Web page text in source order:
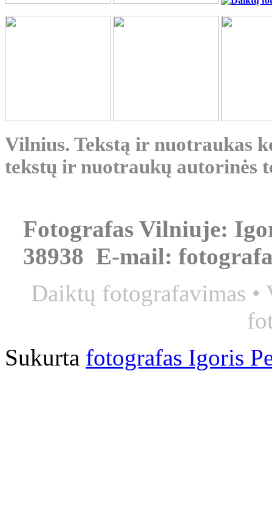
Vilnius. Tekstą ir nuotraukas
tekstų ir nuotraukų autorinės
Fotografas Vilniuje:
38938 E-mail:
Daiktų fotografavimas •
Sukurta fotografas Igoris